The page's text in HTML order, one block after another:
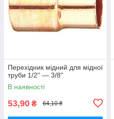
Перехідник мідний для мідної
труби 1/2'' — 3/8''
В наявності
53,90 ₴ 64,10 ₴